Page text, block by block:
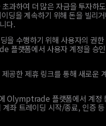
과하여 더 많은 자금을 투자하
딩을 계속하기 위해 돈을 빌리
다.
을 수행하기 위해 사용자의 권한
플랫폼에서 사용자 계정을 승
공한 제휴 링크를 통해 새로운
Olymptrade 플랫폼에서 계정
좌 트레이딩 시작/종료, 인증